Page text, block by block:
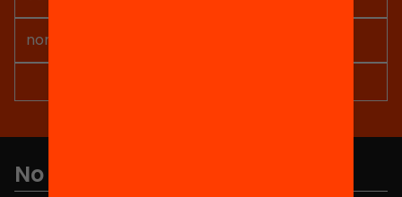
No et perdis res